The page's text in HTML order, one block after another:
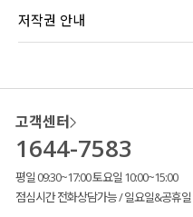
저작권 안내
고객센터
1644-7583
평일 09:30~17:00 토요일 10:00~15:00
점심시간 전화상담가능 / 일요일&공휴